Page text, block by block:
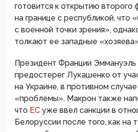
готовится к открытию второго
на границе с республикой, что
с военной точки зрения»,
толкают ее западные
Президент Франции
предостерег Лукашенко от
на Украине, в противном
«проблемы». Макрон также
что ЕС уже ввел санкции в
Белоруссии после того, как на